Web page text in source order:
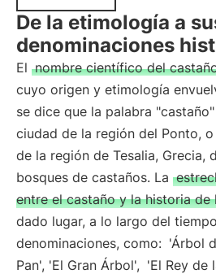
De la etimología a
denominaciones
El nombre científico del
cuyo origen y etimología
se dice que la palabra
ciudad de la región del Ponto,
de la región de Tesalia, Grecia,
bosques de castaños. La
entre el castaño y la historia de
dado lugar, a lo largo del
denominaciones, como: 'Árbol
Pan', 'El Gran Árbol', 'El Rey de